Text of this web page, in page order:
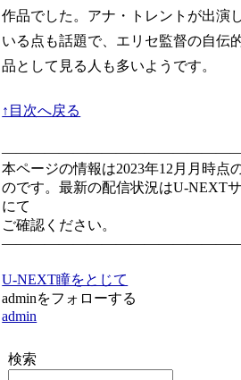
作品でした。アナ・トレントが出演
いる点も話題で、エリセ監督の自伝
品として見る人も多いようです。
↑目次へ戻る
本ページの情報は2023年12月月時点
のです。最新の配信状況はU-NEXT
にて
ご確認ください。
U-NEXT瞳をとじて
adminをフォローする
admin
検索